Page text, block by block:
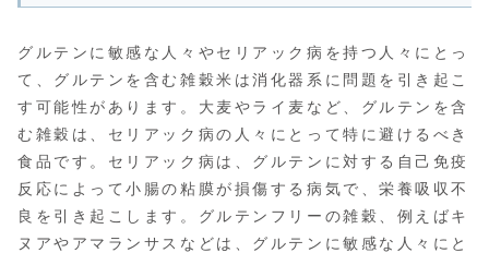
グルテンに敏感な人々やセリアック病を持つ人々にとっ
て、グルテンを含む雑穀米は消化器系に問題を引き起こ
す可能性があります。大麦やライ麦など、グルテンを含
む雑穀は、セリアック病の人々にとって特に避けるべき
食品です。セリアック病は、グルテンに対する自己免疫
反応によって小腸の粘膜が損傷する病気で、栄養吸収不
良を引き起こします。グルテンフリーの雑穀、例えばキ
ヌアやアマランサスなどは、グルテンに敏感な人々にと